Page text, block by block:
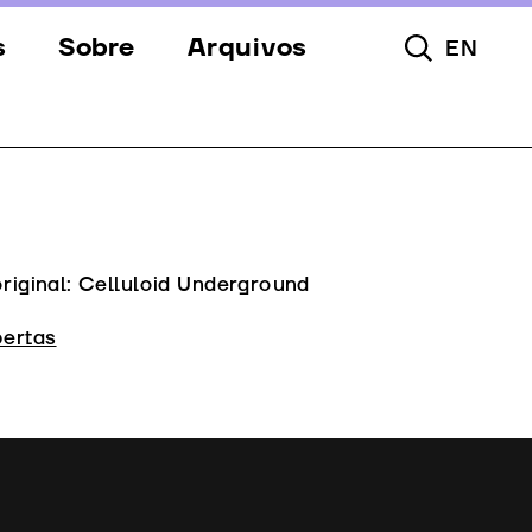
Sobre
Equipa
Arquivos Pesquisar
EN
Celluloid Underground